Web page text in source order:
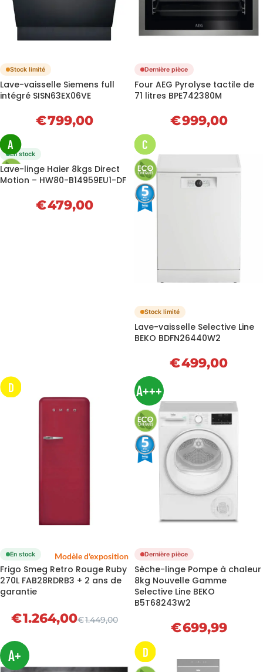
Stock limité
Lave-vaisselle Siemens full
intégré SISN63EX06VE
€799,00
Dernière pièce
Four AEG Pyrolyse tactile de
71 litres BPE742380M
€999,00
A
En stock
Lave-linge Haier 8kgs Direct
Motion – HW80-B14959EU1-DF
€479,00
C
Stock limité
Lave-vaisselle Selective Line
BEKO BDFN26440W2
€499,00
Modèle d'exposition
D
En stock
Frigo Smeg Retro Rouge Ruby
270L FAB28RDRB3 + 2 ans de
garantie
€1.449,00
€1.264,00
A+++
Dernière pièce
Sèche-linge Pompe à chaleur
8kg Nouvelle Gamme
Selective Line BEKO
B5T68243W2
€699,99
A+ D